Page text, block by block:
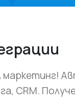
маркетинг!
CRM.